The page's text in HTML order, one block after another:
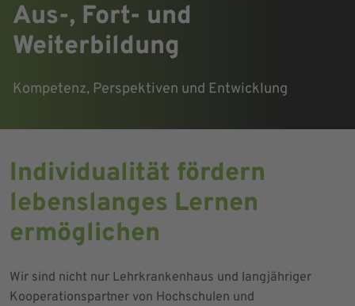
Aus-, Fort- und
Weiterbildung
Kompetenz, Perspektiven und Entwicklung
Individualität fördern
lebenslanges Lernen
ermöglichen
Wir sind nicht nur Lehrkrankenhaus und langjähriger
Kooperationspartner von Hochschulen und